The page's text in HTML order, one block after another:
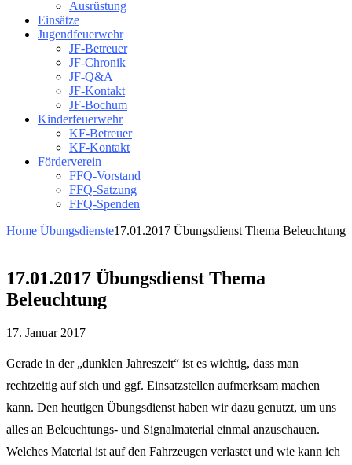
Ausrüstung
Einsätze
Jugendfeuerwehr
JF-Betreuer
JF-Chronik
JF-Q&A
JF-Kontakt
JF-Bochum
Kinderfeuerwehr
KF-Betreuer
KF-Kontakt
Förderverein
FFQ-Vorstand
FFQ-Satzung
FFQ-Spenden
Home Übungsdienste17.01.2017 Übungsdienst Thema Beleuchtung
17.01.2017 Übungsdienst Thema
Beleuchtung
17. Januar 2017
Gerade in der „dunklen Jahreszeit“ ist es wichtig, dass man
rechtzeitig auf sich und ggf. Einsatzstellen aufmerksam machen
kann. Den heutigen Übungsdienst haben wir dazu genutzt, um uns
alles an Beleuchtungs- und Signalmaterial einmal anzuschauen.
Welches Material ist auf den Fahrzeugen verlastet und wie kann ich